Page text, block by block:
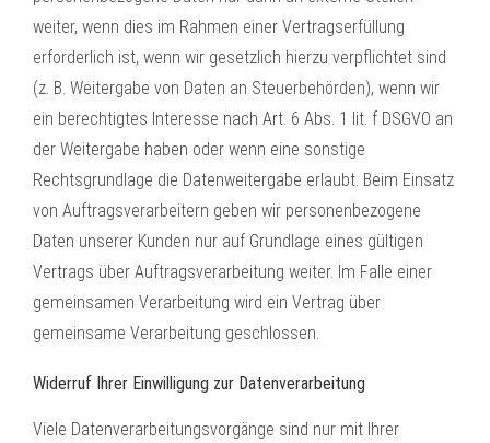
weiter, wenn dies im Rahmen einer Vertragserfüllung
erforderlich ist, wenn wir gesetzlich hierzu verpflichtet sind
(z. B. Weitergabe von Daten an Steuerbehörden), wenn wir
ein berechtigtes Interesse nach Art. 6 Abs. 1 lit. f DSGVO an
der Weitergabe haben oder wenn eine sonstige
Rechtsgrundlage die Datenweitergabe erlaubt. Beim Einsatz
von Auftragsverarbeitern geben wir personenbezogene
Daten unserer Kunden nur auf Grundlage eines gültigen
Vertrags über Auftragsverarbeitung weiter. Im Falle einer
gemeinsamen Verarbeitung wird ein Vertrag über
gemeinsame Verarbeitung geschlossen.
Widerruf Ihrer Einwilligung zur Datenverarbeitung
Viele Datenverarbeitungsvorgänge sind nur mit Ihrer